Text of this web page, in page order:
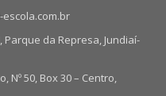
Parque da Represa, Jundiaí-
Nº 50, Box 30 – Centro,